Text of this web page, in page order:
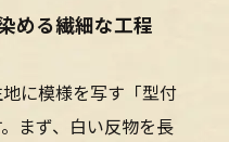
める繊細な工程
に模様を写す「型付
まず、白い反物を長